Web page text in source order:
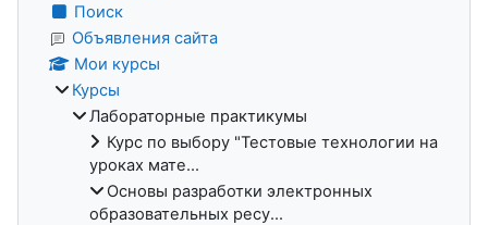
Поиск
Объявления сайта
Мои курсы
Курсы
Лабораторные практикумы
Курс по выбору "Тестовые технологии на
уроках мате...
Основы разработки электронных
образовательных ресу...